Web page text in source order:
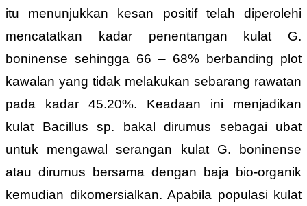
itu menunjukkan kesan positif telah diperolehi
mencatatkan kadar penentangan kulat G.
boninense sehingga 66 – 68% berbanding plot
kawalan yang tidak melakukan sebarang rawatan
pada kadar 45.20%. Keadaan ini menjadikan
kulat Bacillus sp. bakal dirumus sebagai ubat
untuk mengawal serangan kulat G. boninense
atau dirumus bersama dengan baja bio-organik
kemudian dikomersialkan. Apabila populasi kulat